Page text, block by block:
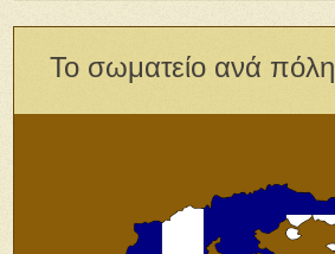
Το σωματείο ανά πόλη